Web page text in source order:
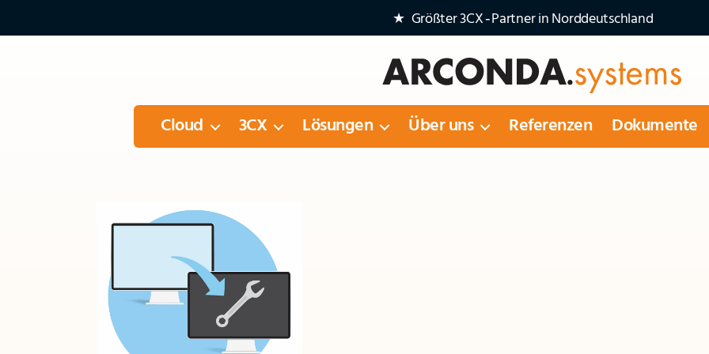
★ Größter 3CX‑Partner in Norddeutschland
Arconda
Systems
AG
Cloud 3CX Lösungen Über uns Referenzen Dokumente